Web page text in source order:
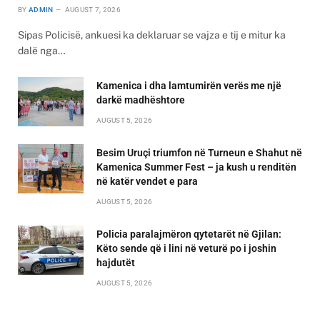
BY ADMIN AUGUST 7, 2026
Sipas Policisë, ankuesi ka deklaruar se vajza e tij e mitur ka
dalë nga…
Kamenica i dha lamtumirën verës me një
darkë madhështore
AUGUST 5, 2026
Besim Uruçi triumfon në Turneun e Shahut në
Kamenica Summer Fest – ja kush u renditën
në katër vendet e para
AUGUST 5, 2026
Policia paralajmëron qytetarët në Gjilan:
Këto sende që i lini në veturë po i joshin
hajdutët
AUGUST 5, 2026